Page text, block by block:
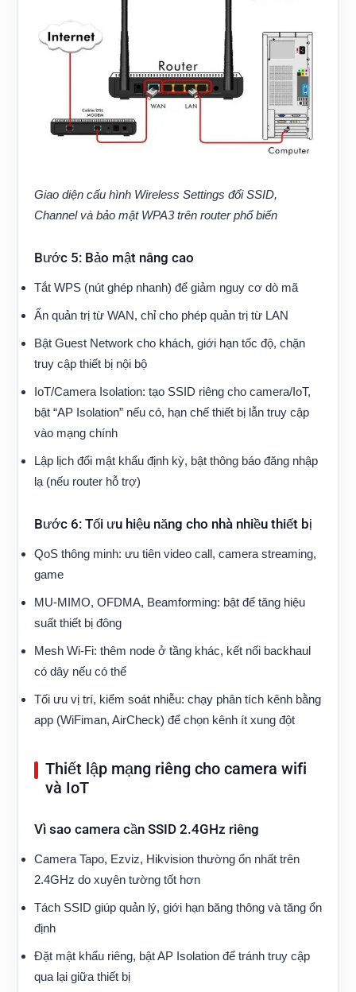
Giao diện cấu hình Wireless Settings đổi SSID,
Channel và bảo mật WPA3 trên router phổ biến
Bước 5: Bảo mật nâng cao
Tắt WPS (nút ghép nhanh) để giảm nguy cơ dò mã
Ẩn quản trị từ WAN, chỉ cho phép quản trị từ LAN
Bật Guest Network cho khách, giới hạn tốc độ, chặn
truy cập thiết bị nội bộ
IoT/Camera Isolation: tạo SSID riêng cho camera/IoT,
bật “AP Isolation” nếu có, hạn chế thiết bị lẫn truy cập
vào mạng chính
Lập lịch đổi mật khẩu định kỳ, bật thông báo đăng nhập
lạ (nếu router hỗ trợ)
Bước 6: Tối ưu hiệu năng cho nhà nhiều thiết bị
QoS thông minh: ưu tiên video call, camera streaming,
game
MU‑MIMO, OFDMA, Beamforming: bật để tăng hiệu
suất thiết bị đông
Mesh Wi‑Fi: thêm node ở tầng khác, kết nối backhaul
có dây nếu có thể
Tối ưu vị trí, kiểm soát nhiễu: chạy phân tích kênh bằng
app (WiFiman, AirCheck) để chọn kênh ít xung đột
Thiết lập mạng riêng cho camera wifi
và IoT
Vì sao camera cần SSID 2.4GHz riêng
Camera Tapo, Ezviz, Hikvision thường ổn nhất trên
2.4GHz do xuyên tường tốt hơn
Tách SSID giúp quản lý, giới hạn băng thông và tăng ổn
định
Đặt mật khẩu riêng, bật AP Isolation để tránh truy cập
qua lại giữa thiết bị